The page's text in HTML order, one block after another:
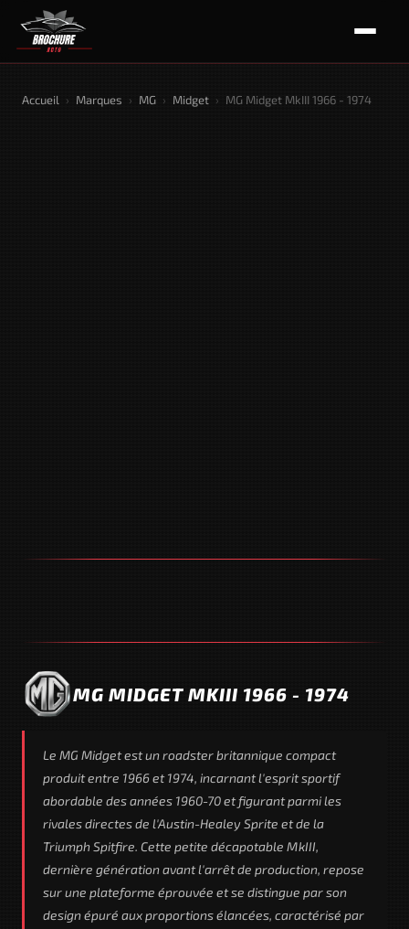
Accueil › Marques › MG › Midget › MG Midget MkIII 1966 - 1974
MG MIDGET MKIII 1966 - 1974
Le MG Midget est un roadster britannique compact
produit entre 1966 et 1974, incarnant l'esprit sportif
abordable des années 1960-70 et figurant parmi les
rivales directes de l'Austin-Healey Sprite et de la
Triumph Spitfire. Cette petite décapotable MkIII,
dernière génération avant l'arrêt de production, repose
sur une plateforme éprouvée et se distingue par son
design épuré aux proportions élancées, caractérisé par